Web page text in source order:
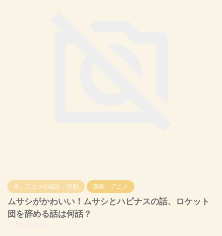
本、アニメの紹介・分析 漫画、アニメ
ムサシがかわいい！ムサシとハピナスの話、ロケット
団を辞める話は何話？